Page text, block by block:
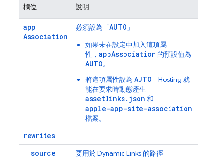
欄位 說明
app
Association
必須設為「AUTO 」
如果未在設定中加入這項屬
性， appAssociation 的預設值為
AUTO。
將這項屬性設為 AUTO ， Hosting 就
能在要求時動態產生
assetlinks.json 和
apple-app-site-association
檔案。
rewrites
source
要用於Dynamic Links 的路徑